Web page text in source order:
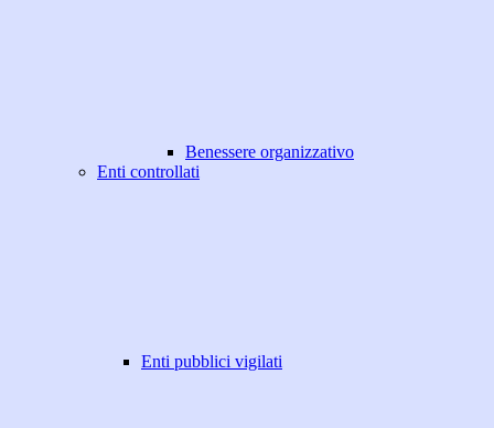
Benessere organizzativo
Enti controllati
Enti pubblici vigilati